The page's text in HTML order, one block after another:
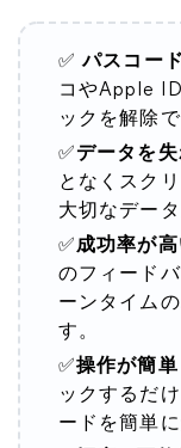
✅ パスコー
コやApple
ックを解除で
✅データを
となくスク
大切なデー
✅成功率が高
のフィード
ーンタイム
す。
✅操作が簡単
ックするだ
ードを簡単